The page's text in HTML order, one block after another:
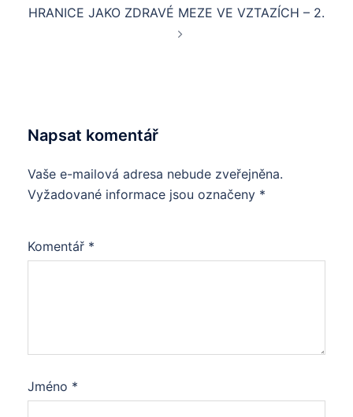
HRANICE JAKO ZDRAVÉ MEZE VE VZTAZÍCH – 2.
Napsat komentář
Vaše e-mailová adresa nebude zveřejněna.
Vyžadované informace jsou označeny *
Komentář *
Jméno *